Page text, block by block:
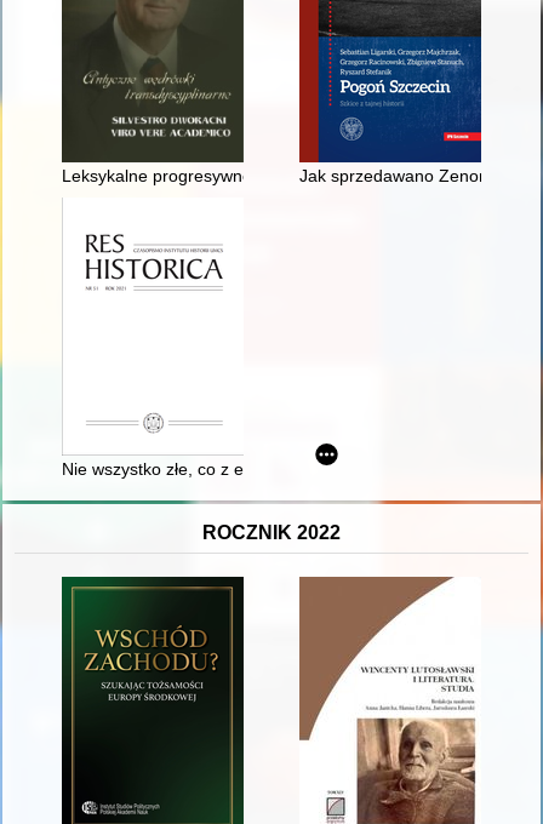
Leksykalne progresywne wpływy łacińskie w polszczyźnie
Jak sprzedawano Zenona
Nie wszystko złe, co z epoki saskiej : refleksje na temat
ROCZNIK 2022